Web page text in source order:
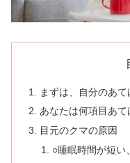
まずは、自分のあ
あなたは何項目あて
目元のクマの原因
○睡眠時間が短い